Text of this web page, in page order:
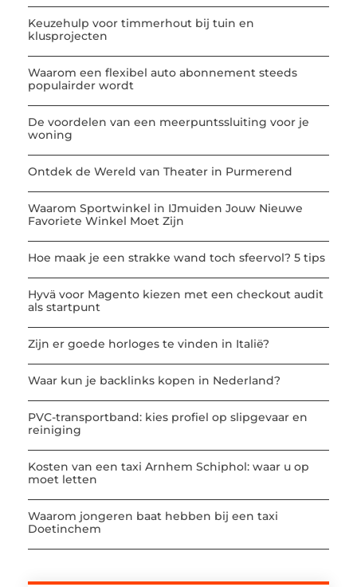
Keuzehulp voor timmerhout bij tuin en
klusprojecten
Waarom een flexibel auto abonnement steeds
populairder wordt
De voordelen van een meerpuntssluiting voor je
woning
Ontdek de Wereld van Theater in Purmerend
Waarom Sportwinkel in IJmuiden Jouw Nieuwe
Favoriete Winkel Moet Zijn
Hoe maak je een strakke wand toch sfeervol? 5 tips
Hyvä voor Magento kiezen met een checkout audit
als startpunt
Zijn er goede horloges te vinden in Italië?
Waar kun je backlinks kopen in Nederland?
PVC-transportband: kies profiel op slipgevaar en
reiniging
Kosten van een taxi Arnhem Schiphol: waar u op
moet letten
Waarom jongeren baat hebben bij een taxi
Doetinchem